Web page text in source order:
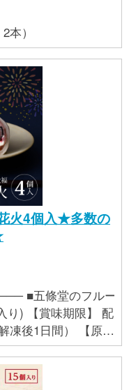
）
火4個入★多数の
■五條堂のフルー
】 配
日間） 【原材
ナップル、バナ
ランボワーズ、生
ぷん／トレハロー